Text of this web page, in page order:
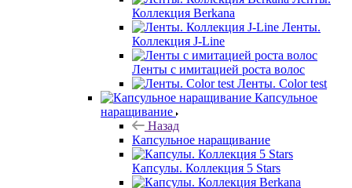
Коллекция Berkana
Ленты.
Коллекция J-Line
Ленты с имитацией роста волос
Ленты. Color test
Капсульное
наращивание
Назад
Капсульное наращивание
Капсулы. Коллекция 5 Stars